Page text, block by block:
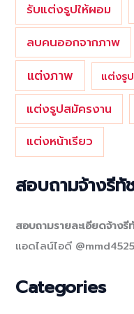
รับแต่งรูปให้ผอม
ลบคนออกจากภาพ
แต่งภาพ แต่งรู
แต่งรูปสมัครงาน
แต่งหน้าเรียว
สอบถามจ้างรี
สอบถามรายละเอียดจ้างรี
แอดไลน์ไอดี
Categories